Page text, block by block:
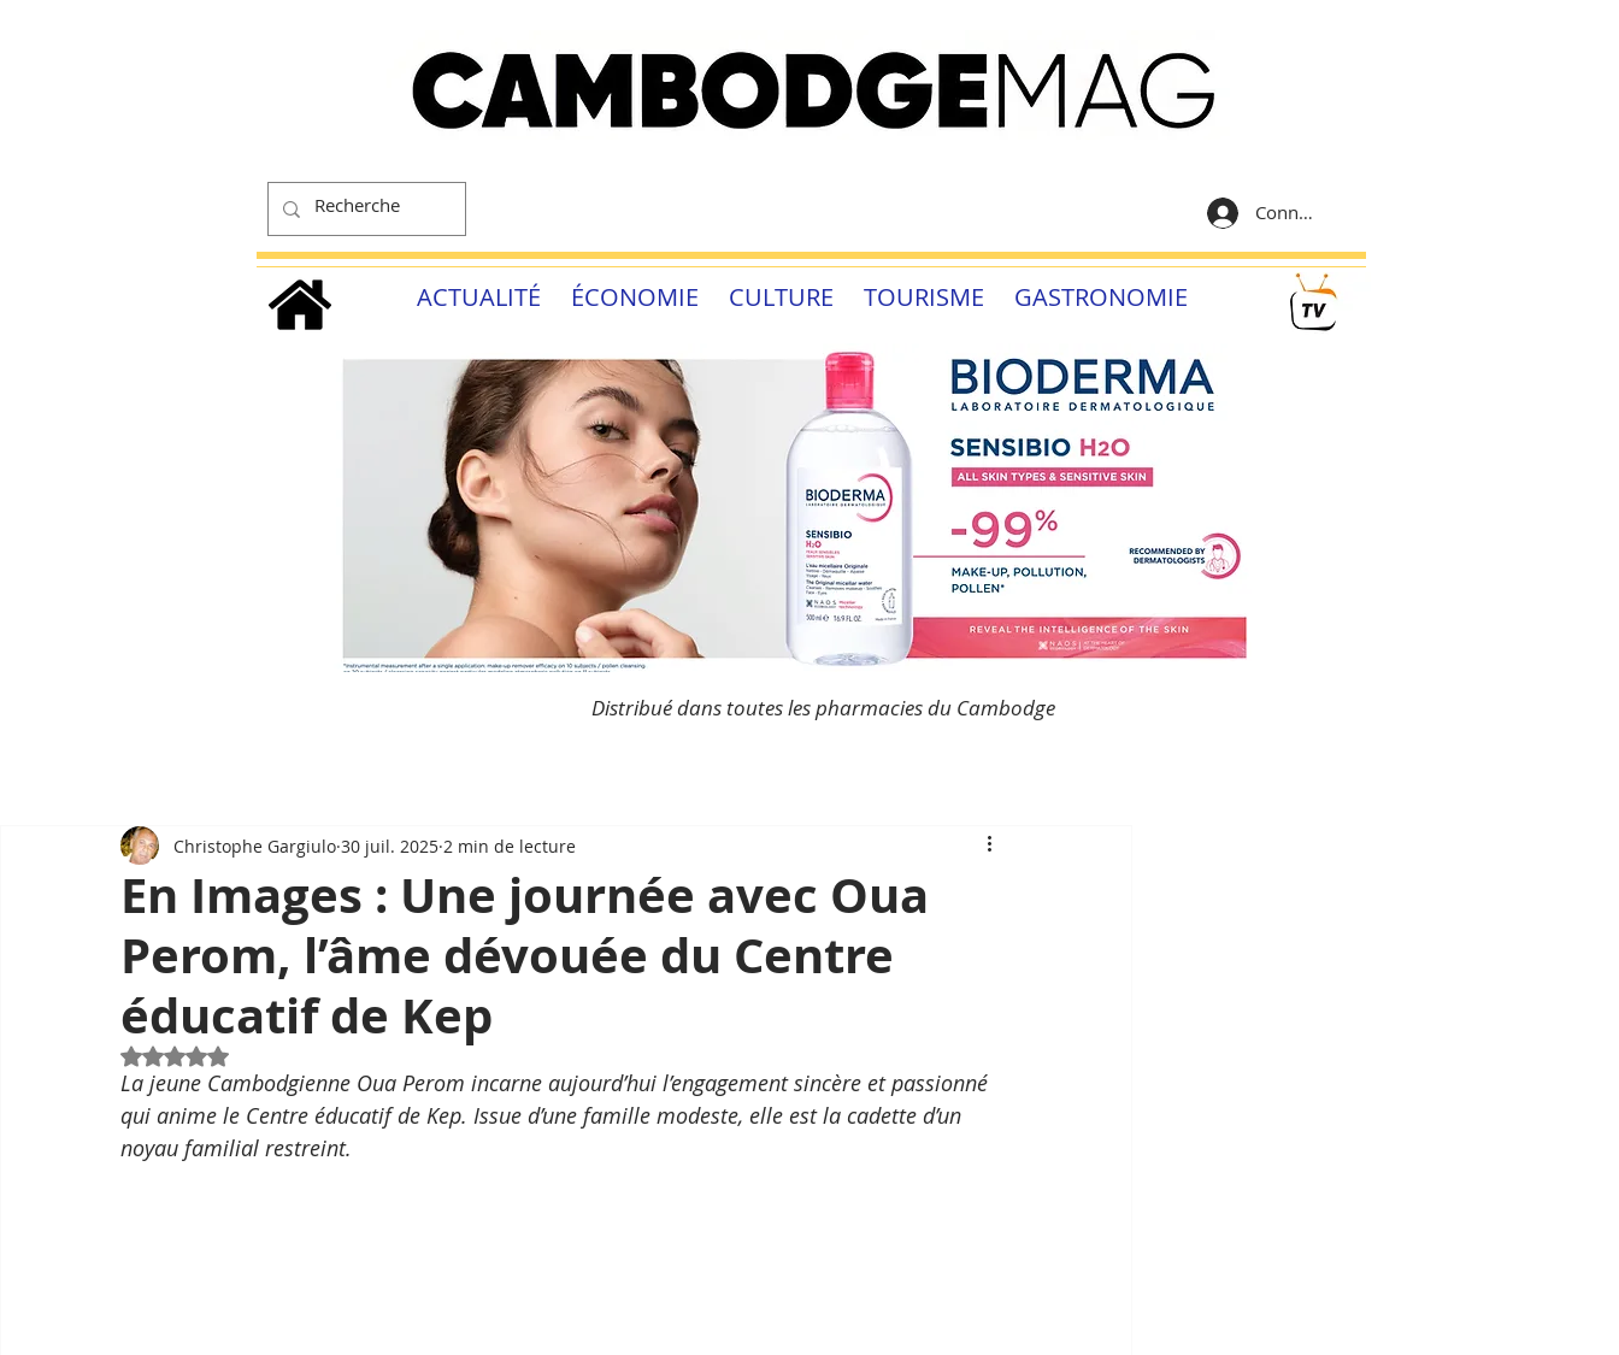
Connexion
ACTUALITÉ ÉCONOMIE CULTURE TOURISME GASTRONOMIE
Distribué dans toutes les pharmacies du Cambodge
En Images : Une journée avec Oua
Perom, l’âme dévouée du Centre
éducatif de Kep
Christophe Gargiulo 30 juil. 2025 2 min de lecture
Noté NaN étoiles sur 5.
La jeune Cambodgienne Oua Perom incarne aujourd’hui l’engagement sincère et passionné
qui anime le Centre éducatif de Kep. Issue d’une famille modeste, elle est la cadette d’un
noyau familial restreint.